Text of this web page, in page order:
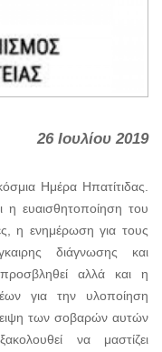
26 Ιουλίου 2019
Ημέρα Ηπατίτιδας.
η ευαισθητοποίηση του
η ενημέρωση για τους
διάγνωσης και
αλλά και η
για την υλοποίηση
των σοβαρών αυτών
να μαστίζει